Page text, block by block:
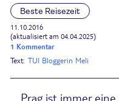
Beste Reisezeit
11.10.2016
(aktualisiert am 04.04.2025)
1 Kommentar
Text: TUI Bloggerin Meli
Prag ist immer